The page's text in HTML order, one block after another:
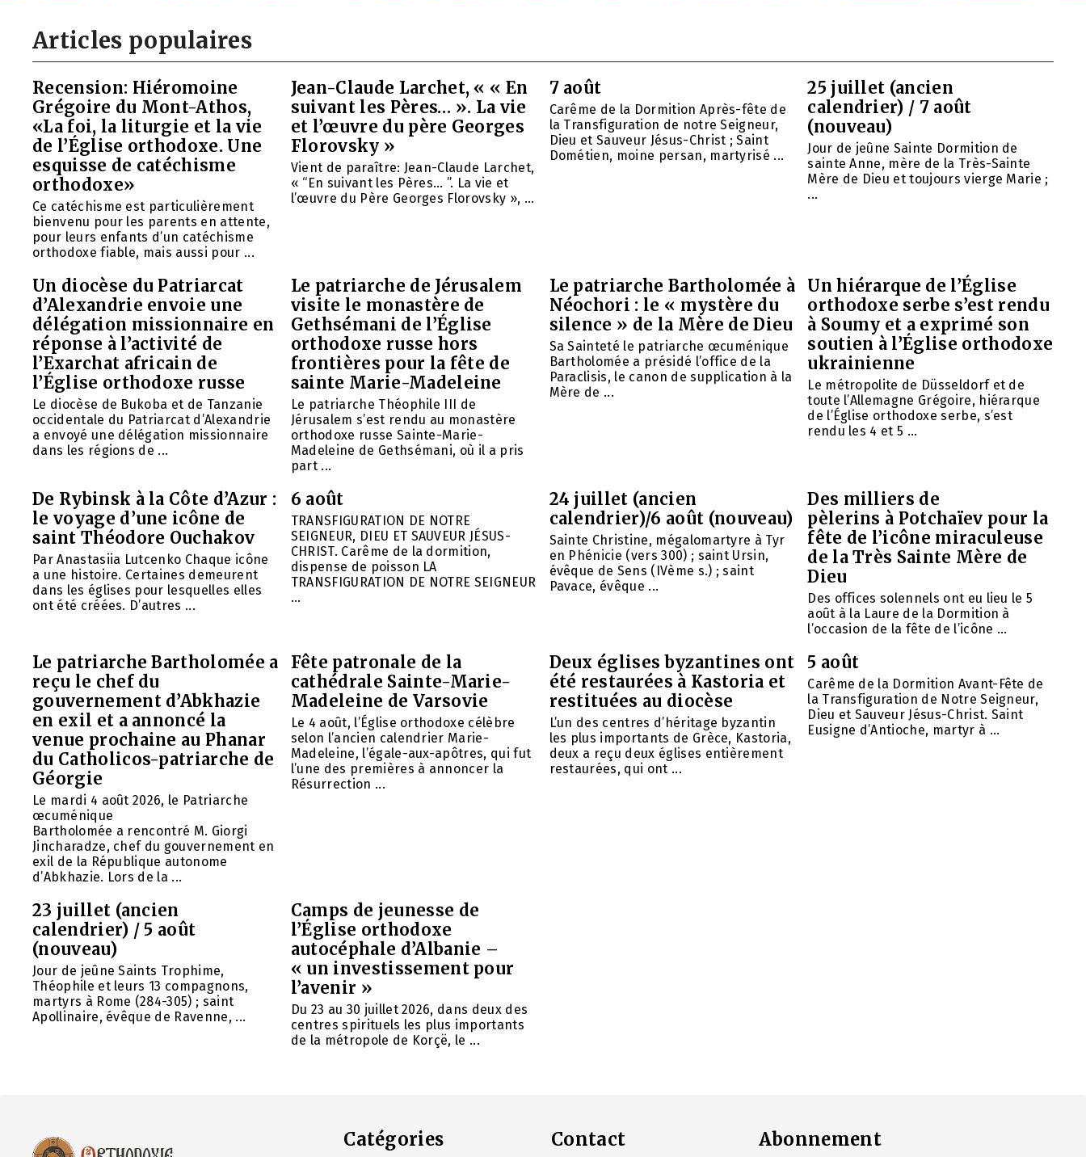
Articles populaires
Recension: Hiéromoine
Grégoire du Mont-Athos,
«La foi, la liturgie et la vie
de l’Église orthodoxe. Une
esquisse de catéchisme
orthodoxe»
Ce catéchisme est particulièrement
bienvenu pour les parents en attente,
pour leurs enfants d’un catéchisme
orthodoxe fiable, mais aussi pour ...
Jean-Claude Larchet, « « En
suivant les Pères… ». La vie
et l’œuvre du père Georges
Florovsky »
Vient de paraître: Jean-Claude Larchet,
« “En suivant les Pères… ”. La vie et
l’œuvre du Père Georges Florovsky », ...
7 août
Carême de la Dormition Après-fête de
la Transfiguration de notre Seigneur,
Dieu et Sauveur Jésus-Christ ; Saint
Dométien, moine persan, martyrisé ...
25 juillet (ancien
calendrier) / 7 août
(nouveau)
Jour de jeûne Sainte Dormition de
sainte Anne, mère de la Très-Sainte
Mère de Dieu et toujours vierge Marie ;
...
Un diocèse du Patriarcat
d’Alexandrie envoie une
délégation missionnaire en
réponse à l’activité de
l’Exarchat africain de
l’Église orthodoxe russe
Le diocèse de Bukoba et de Tanzanie
occidentale du Patriarcat d’Alexandrie
a envoyé une délégation missionnaire
dans les régions de ...
Le patriarche de Jérusalem
visite le monastère de
Gethsémani de l’Église
orthodoxe russe hors
frontières pour la fête de
sainte Marie-Madeleine
Le patriarche Théophile III de
Jérusalem s’est rendu au monastère
orthodoxe russe Sainte-Marie-
Madeleine de Gethsémani, où il a pris
part ...
Le patriarche Bartholomée à
Néochori : le « mystère du
silence » de la Mère de Dieu
Sa Sainteté le patriarche œcuménique
Bartholomée a présidé l’office de la
Paraclisis, le canon de supplication à la
Mère de ...
Un hiérarque de l’Église
orthodoxe serbe s’est rendu
à Soumy et a exprimé son
soutien à l’Église orthodoxe
ukrainienne
Le métropolite de Düsseldorf et de
toute l’Allemagne Grégoire, hiérarque
de l’Église orthodoxe serbe, s’est
rendu les 4 et 5 ...
De Rybinsk à la Côte d’Azur :
le voyage d’une icône de
saint Théodore Ouchakov
Par Anastasiia Lutcenko Chaque icône
a une histoire. Certaines demeurent
dans les églises pour lesquelles elles
ont été créées. D’autres ...
6 août
TRANSFIGURATION DE NOTRE
SEIGNEUR, DIEU ET SAUVEUR JÉSUS-
CHRIST. Carême de la dormition,
dispense de poisson LA
TRANSFIGURATION DE NOTRE SEIGNEUR
...
24 juillet (ancien
calendrier)/6 août (nouveau)
Sainte Christine, mégalomartyre à Tyr
en Phénicie (vers 300) ; saint Ursin,
évêque de Sens (IVème s.) ; saint
Pavace, évêque ...
Des milliers de
pèlerins à Potchaïev pour la
fête de l’icône miraculeuse
de la Très Sainte Mère de
Dieu
Des offices solennels ont eu lieu le 5
août à la Laure de la Dormition à
l’occasion de la fête de l’icône ...
Le patriarche Bartholomée a
reçu le chef du
gouvernement d’Abkhazie
en exil et a annoncé la
venue prochaine au Phanar
du Catholicos-patriarche de
Géorgie
Le mardi 4 août 2026, le Patriarche
œcuménique
Bartholomée a rencontré M. Giorgi
Jincharadze, chef du gouvernement en
exil de la République autonome
d’Abkhazie. Lors de la ...
Fête patronale de la
cathédrale Sainte-Marie-
Madeleine de Varsovie
Le 4 août, l’Église orthodoxe célèbre
selon l’ancien calendrier Marie-
Madeleine, l’égale-aux-apôtres, qui fut
l’une des premières à annoncer la
Résurrection ...
Deux églises byzantines ont
été restaurées à Kastoria et
restituées au diocèse
L’un des centres d’héritage byzantin
les plus importants de Grèce, Kastoria,
deux a reçu deux églises entièrement
restaurées, qui ont ...
5 août
Carême de la Dormition Avant-Fête de
la Transfiguration de Notre Seigneur,
Dieu et Sauveur Jésus-Christ. Saint
Eusigne d’Antioche, martyr à ...
23 juillet (ancien
calendrier) / 5 août
(nouveau)
Jour de jeûne Saints Trophime,
Théophile et leurs 13 compagnons,
martyrs à Rome (284-305) ; saint
Apollinaire, évêque de Ravenne, ...
Camps de jeunesse de
l’Église orthodoxe
autocéphale d’Albanie –
« un investissement pour
l’avenir »
Du 23 au 30 juillet 2026, dans deux des
centres spirituels les plus importants
de la métropole de Korçë, le ...
Catégories Contact Abonnement